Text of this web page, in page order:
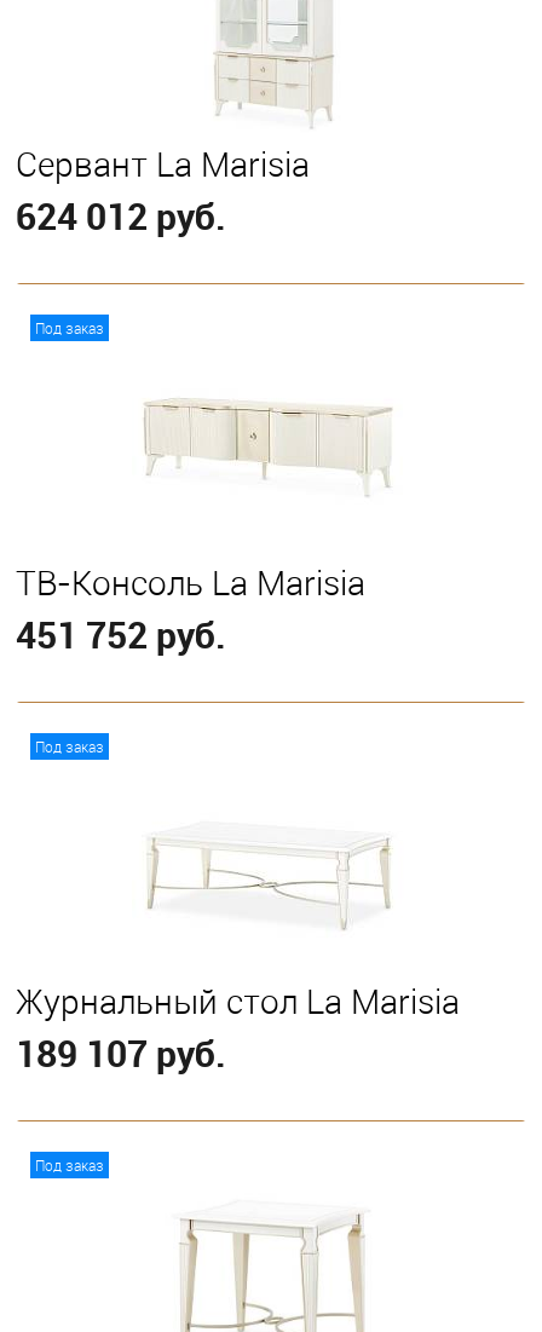
Сервант La Marisia
624 012 руб.
Под заказ
ТВ-Консоль La Marisia
451 752 руб.
Под заказ
Журнальный стол La Marisia
189 107 руб.
Под заказ